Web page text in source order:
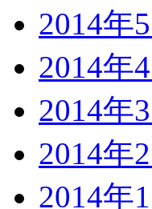
2014年
2014年
2014年
2014年
2014年